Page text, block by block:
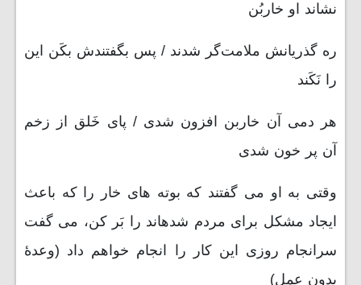
نشاند او خاربُن
ره گذریانش ملامت‌گر شدند / پس بگفتندش بکَن این
را نَکَند
هر دمی آن خاربن افزون شدی / پای خَلق از زخم
آن پر خون شدی
وقتی به او می گفتند که بوته های خار را که باعث
ایجاد مشکل برای مردم شدهاند را بَر کن، می گفت
سرانجام روزی این کار را انجام خواهم داد (وعدۀ
بدون عمل)